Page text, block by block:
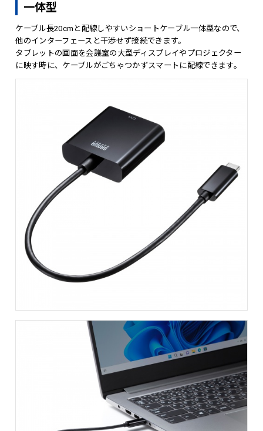
一体型
ケーブル長20cmと配線しやすいショートケーブル一体型なので、
他のインターフェースと干渉せず接続できます。
タブレットの画面を会議室の大型ディスプレイやプロジェクター
に映す時に、ケーブルがごちゃつかずスマートに配線できます。